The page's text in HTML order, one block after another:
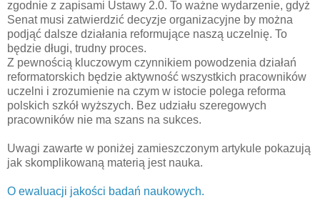
zgodnie z zapisami Ustawy 2.0. To ważne wydarzenie, gdyż
Senat musi zatwierdzić decyzje organizacyjne by można
podjąć dalsze działania reformujące naszą uczelnię. To
będzie długi, trudny proces.
Z pewnością kluczowym czynnikiem powodzenia działań
reformatorskich będzie aktywność wszystkich pracowników
uczelni i zrozumienie na czym w istocie polega reforma
polskich szkół wyższych. Bez udziału szeregowych
pracowników nie ma szans na sukces.
Uwagi zawarte w poniżej zamieszczonym artykule pokazują
jak skomplikowaną materią jest nauka.
O ewaluacji jakości badań naukowych.